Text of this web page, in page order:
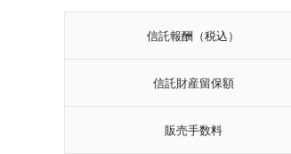
信託報酬（税込）
信託財産留保額
販売手数料